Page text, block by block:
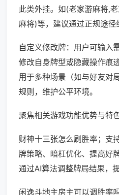
此类外挂。如(老家游麻将,
麻将)等，建议通过正规途径
自定义修改牌：用户可输入
修改自身牌型或隐藏操作痕
用于多种场景（如与好友对
规则，维护公平环境。
聚焦相关游戏功能优势与特色
财神十三张怎么刷胜率；支
牌策略、暗杠优化、提高好
通过AI算法调整牌局结果，提
闲逸斗地主房主可以调胜率